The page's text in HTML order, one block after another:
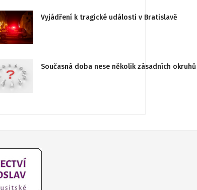
Vyjádření k tragické události v Bratislavě
Současná doba nese několik zásadních